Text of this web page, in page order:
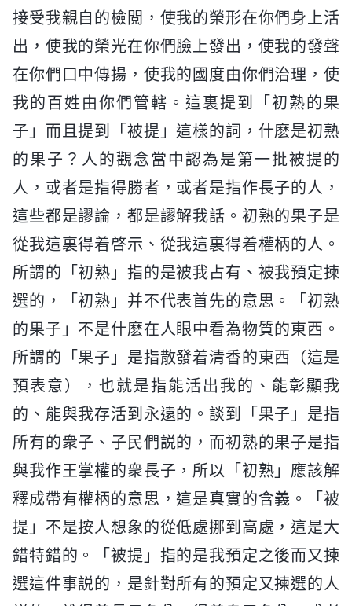
接受我親自的檢閲，使我的榮形在你們身上活
出，使我的榮光在你們臉上發出，使我的發聲
在你們口中傳揚，使我的國度由你們治理，使
我的百姓由你們管轄。這裏提到「初熟的果
子」而且提到「被提」這樣的詞，什麽是初熟
的果子？人的觀念當中認為是第一批被提的
人，或者是指得勝者，或者是指作長子的人，
這些都是謬論，都是謬解我話。初熟的果子是
從我這裏得着啓示、從我這裏得着權柄的人。
所謂的「初熟」指的是被我占有、被我預定揀
選的，「初熟」并不代表首先的意思。「初熟
的果子」不是什麽在人眼中看為物質的東西。
所謂的「果子」是指散發着清香的東西（這是
預表意），也就是指能活出我的、能彰顯我
的、能與我存活到永遠的。談到「果子」是指
所有的衆子、子民們説的，而初熟的果子是指
與我作王掌權的衆長子，所以「初熟」應該解
釋成帶有權柄的意思，這是真實的含義。「被
提」不是按人想象的從低處挪到高處，這是大
錯特錯的。「被提」指的是我預定之後而又揀
選這件事説的，是針對所有的預定又揀選的人